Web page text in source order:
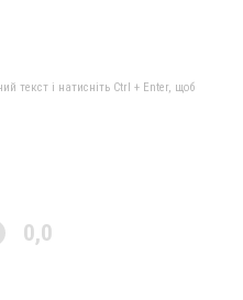
текст і натисніть Ctrl + Enter, щоб
0,0